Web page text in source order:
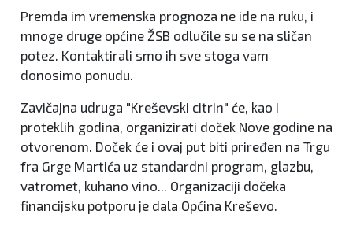
Premda im vremenska prognoza ne ide na ruku, i
mnoge druge općine ŽSB odlučile su se na sličan
potez. Kontaktirali smo ih sve stoga vam
donosimo ponudu.
Zavičajna udruga "Kreševski citrin" će, kao i
proteklih godina, organizirati doček Nove godine na
otvorenom. Doček će i ovaj put biti priređen na Trgu
fra Grge Martića uz standardni program, glazbu,
vatromet, kuhano vino... Organizaciji dočeka
financijsku potporu je dala Općina Kreševo.